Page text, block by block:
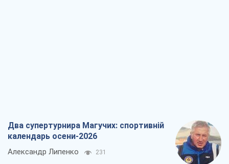
Два супертурнира Магучих: спортивній
календарь осени-2026
Александр Липенко 231